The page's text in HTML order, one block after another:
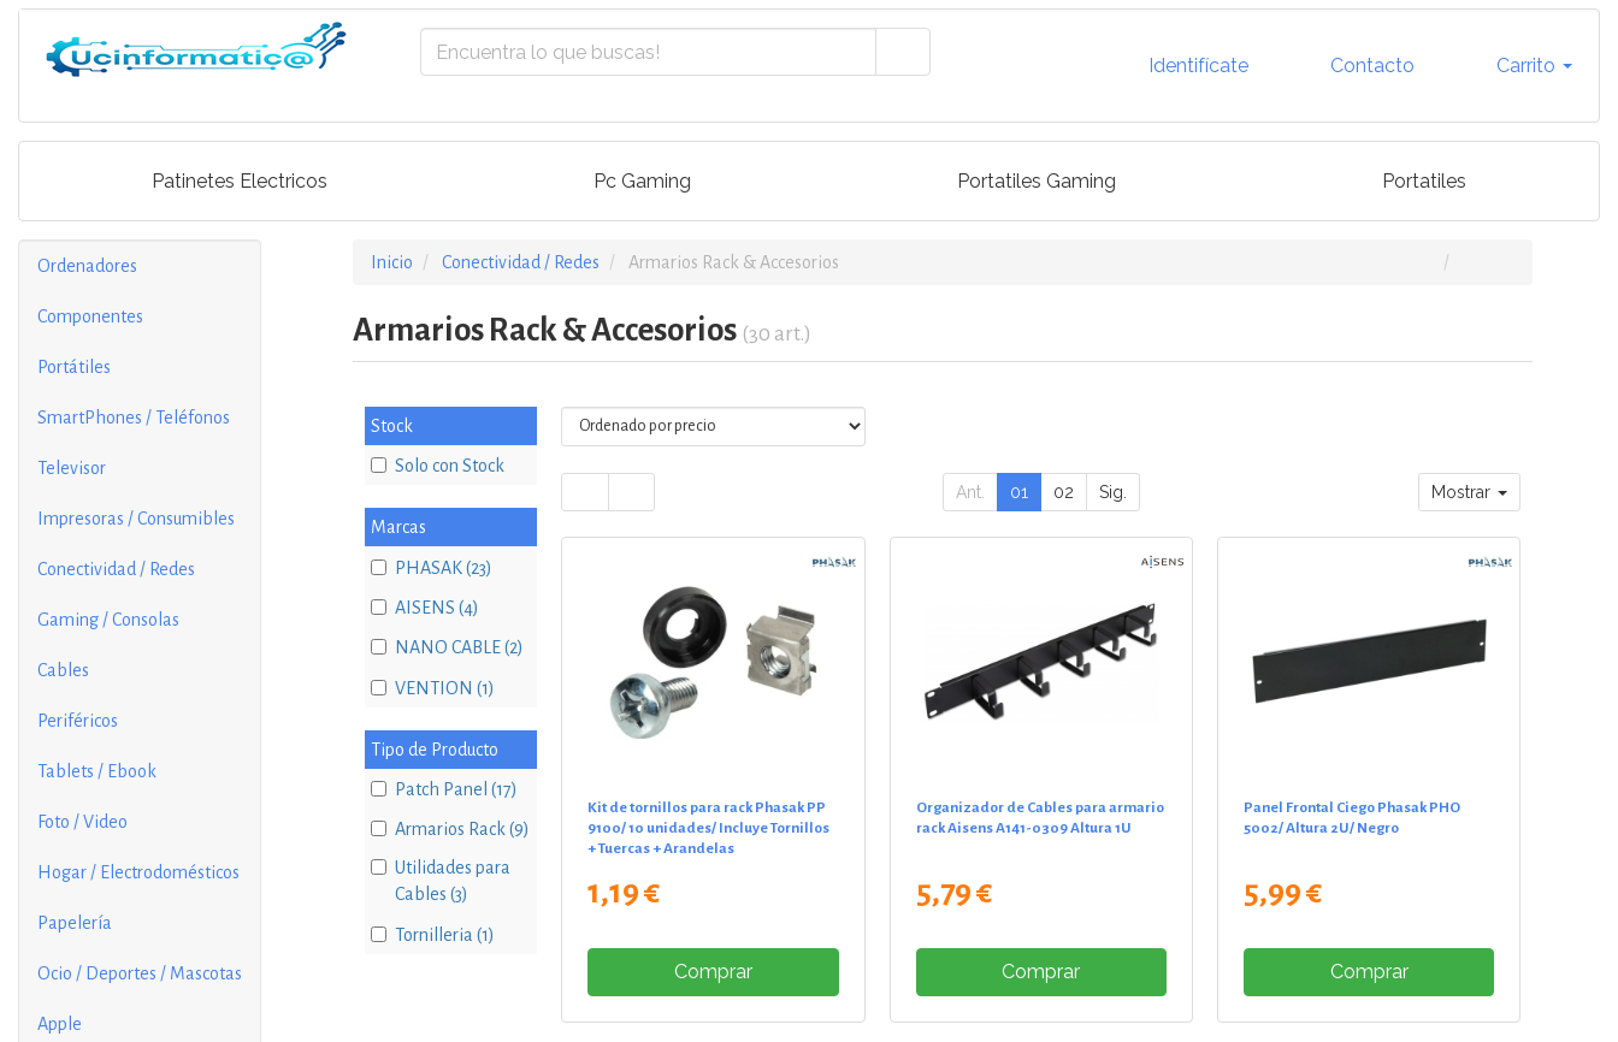
Identifícate Contacto Carrito
Patinetes Electricos Pc Gaming Portatiles Gaming Portatiles
Ordenadores
Componentes
Portátiles
SmartPhones / Teléfonos
Televisor
Impresoras / Consumibles
Conectividad / Redes
Gaming / Consolas
Cables
Periféricos
Tablets / Ebook
Foto / Video
Hogar / Electrodomésticos
Papelería
Ocio / Deportes / Mascotas
Apple
Inicio Conectividad / Redes Armarios Rack & Accesorios
Armarios Rack & Accesorios (30 art.)
Stock
Solo con Stock
Marcas
PHASAK (23)
AISENS (4)
NANO CABLE (2)
VENTION (1)
Tipo de Producto
Patch Panel (17)
Armarios Rack (9)
Utilidades para
Cables (3)
Tornilleria (1)
Ant. 01 02 Sig. Mostrar
Kit de tornillos para rack Phasak PP
9100/ 10 unidades/ Incluye Tornillos
+ Tuercas + Arandelas
1,19 €
Comprar
Organizador de Cables para armario
rack Aisens A141-0309 Altura 1U
5,79 €
Comprar
Panel Frontal Ciego Phasak PHO
5002/ Altura 2U/ Negro
5,99 €
Comprar